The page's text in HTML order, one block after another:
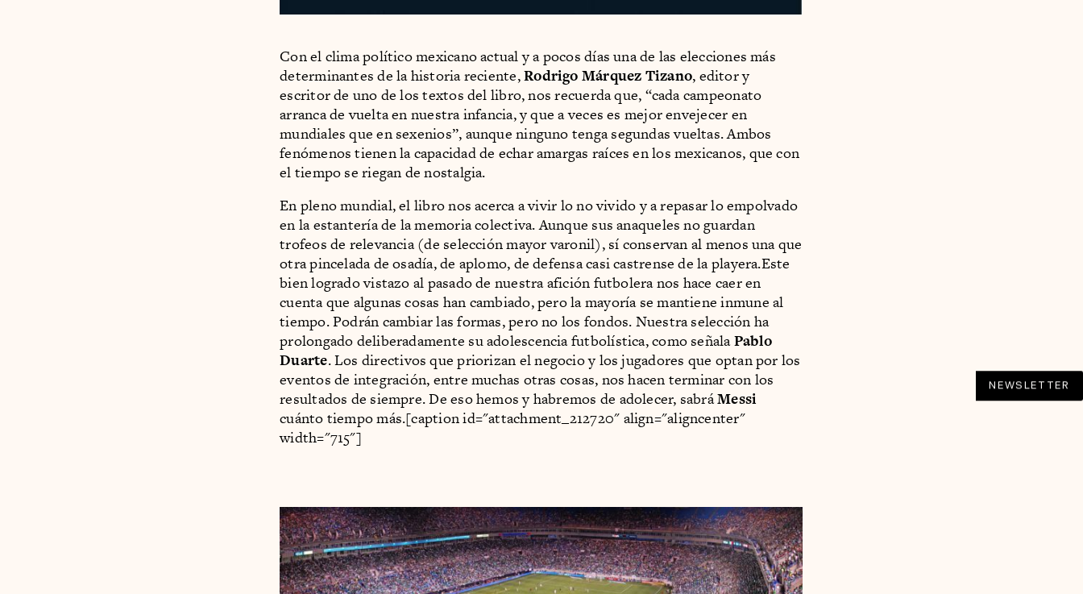
Con el clima político mexicano actual y a pocos días una de las elecciones más
determinantes de la historia reciente,Rodrigo Márquez Tizano, editor y
escritor de uno de los textos del libro, nos recuerda que, “cada campeonato
arranca de vuelta en nuestra infancia, y que a veces es mejor envejecer en
mundiales que en sexenios”, aunque ninguno tenga segundas vueltas. Ambos
fenómenos tienen la capacidad de echar amargas raíces en los mexicanos, que con
el tiempo se riegan de nostalgia.
En pleno mundial, el libro nos acerca a vivir lo no vivido y a repasar lo empolvado
en la estantería de la memoria colectiva. Aunque sus anaqueles no guardan
trofeos de relevancia (de selección mayor varonil), sí conservan al menos una que
otra pincelada de osadía, de aplomo, de defensa casi castrense de la playera.Este
bien logrado vistazo al pasado de nuestra afición futbolera nos hace caer en
cuenta que algunas cosas han cambiado, pero la mayoría se mantiene inmune al
tiempo. Podrán cambiar las formas, pero no los fondos. Nuestra selección ha
prolongado deliberadamente su adolescencia futbolística, como señalaPablo
Duarte. Los directivos que priorizan el negocio y los jugadores que optan por los
eventos de integración, entre muchas otras cosas, nos hacen terminar con los
resultados de siempre. De eso hemos y habremos de adolecer, sabráMessi
cuánto tiempo más.[caption id="attachment_212720" align="aligncenter"
width="715"]
NEWSLETTER